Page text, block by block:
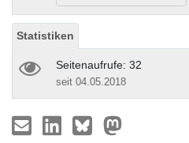
Statistiken
Seitenaufrufe: 32
seit 04.05.2018